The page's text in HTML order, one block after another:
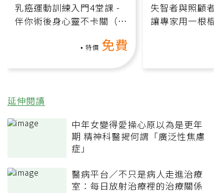
乳癌運動訓練入門4堂課 -
伴你術後身心靈不卡關（線
特價 免費
失智者與照顧者
讓專家用一根棍
延伸閱讀
中年女變得愛操心原以為是更年
期 精神科醫揭何謂「廣泛性焦慮
症」
醫病平台／不只是病人走進治療
室：每日放射治療裡的治療關係